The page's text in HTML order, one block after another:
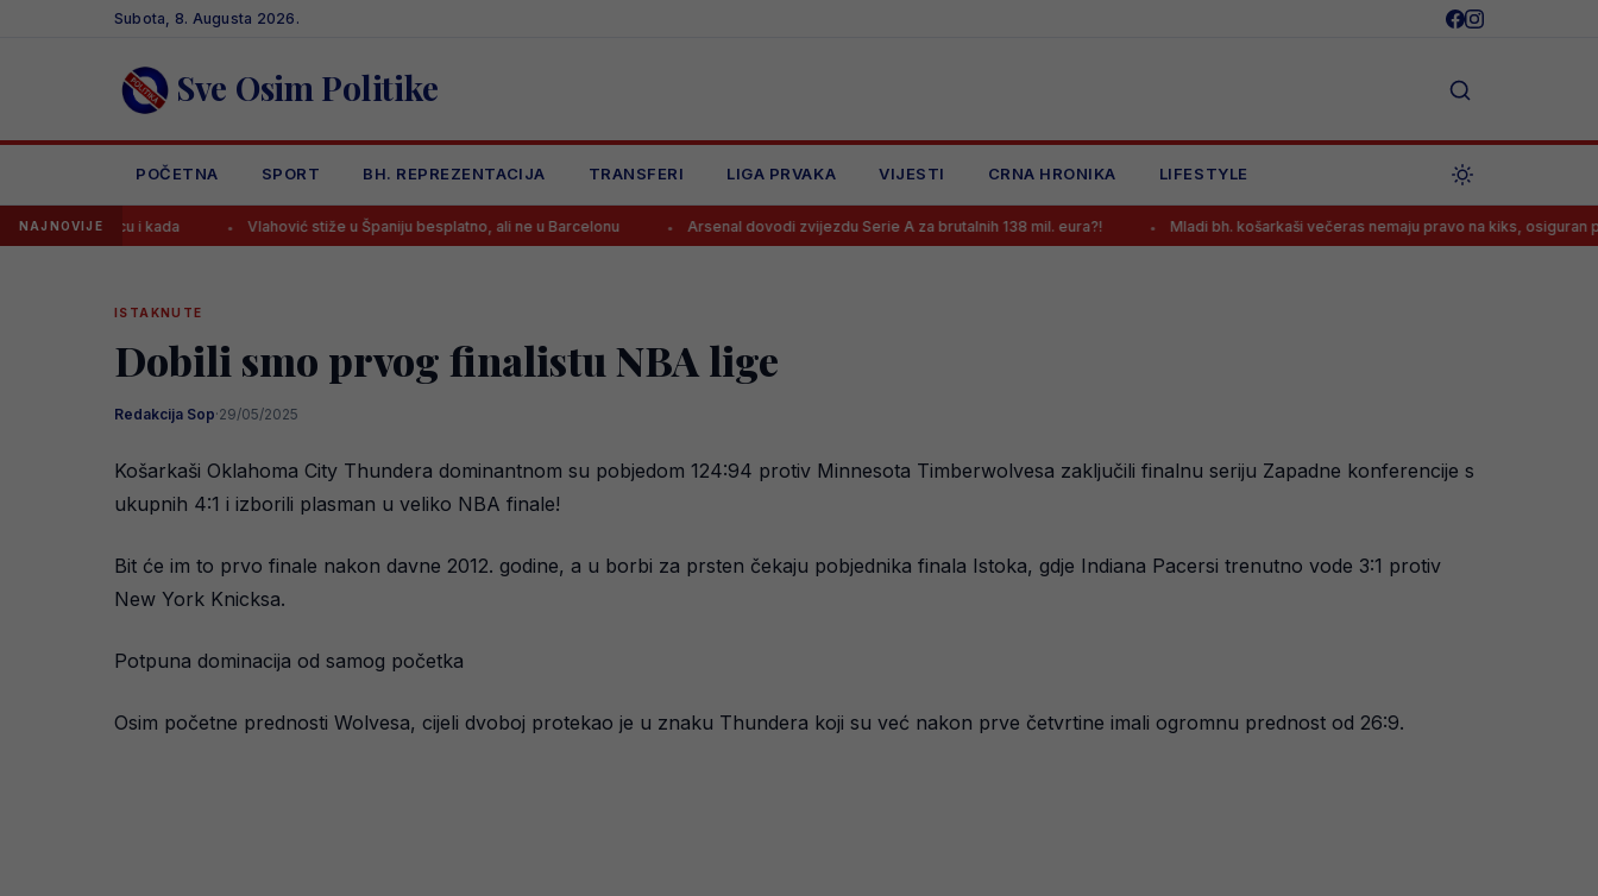
Subota, 8. Augusta 2026.
Sve Osim Politike
POČETNA SPORT BH. REPREZENTACIJA TRANSFERI LIGA PRVAKA VIJESTI CRNA HRONIKA LIFESTYLE
NAJNOVIJE
i kada Vlahović stiže u Španiju besplatno, ali ne u Barcelonu Arsenal dovodi zvijezdu Serie A za brutalnih 138 mil. eura?! Mladi bh. košarkaši večeras nemaju pravo na kiks, osiguran prijenos
ISTAKNUTE
Dobili smo prvog finalistu NBA lige
Redakcija Sop·29/05/2025
Košarkaši Oklahoma City Thundera dominantnom su pobjedom 124:94 protiv Minnesota Timberwolvesa zaključili finalnu seriju Zapadne konferencije s
ukupnih 4:1 i izborili plasman u veliko NBA finale!
Bit će im to prvo finale nakon davne 2012. godine, a u borbi za prsten čekaju pobjednika finala Istoka, gdje Indiana Pacersi trenutno vode 3:1 protiv
New York Knicksa.
Potpuna dominacija od samog početka
Osim početne prednosti Wolvesa, cijeli dvoboj protekao je u znaku Thundera koji su već nakon prve četvrtine imali ogromnu prednost od 26:9.